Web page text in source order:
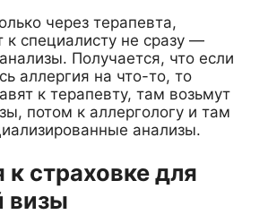
через терапевта,
к специалисту не сразу —
Получается, что если
аллергия на что-то, то
к терапевту, там возьмут
потом к аллергологу и там
анализы.
страховке для
визы